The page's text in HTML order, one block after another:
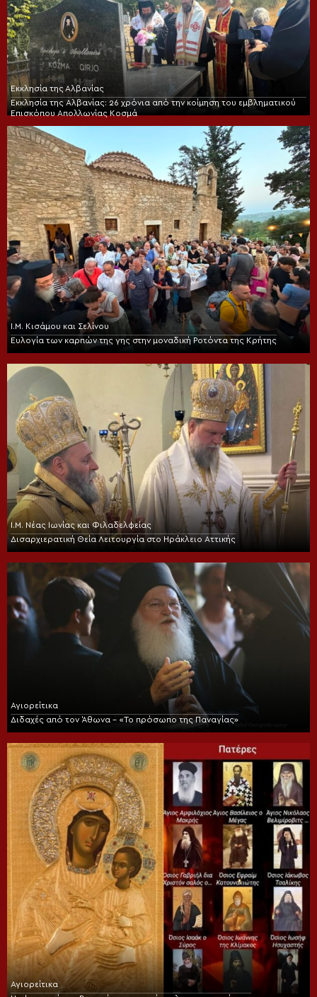
Εκκλησία της Αλβανίας
Εκκλησία της Αλβανίας: 26 χρόνια από την κοίμηση του εμβληματικού
Επισκόπου Απολλωνίας Κοσμά
Ι.Μ. Κισάμου και Σελίνου
Ευλογία των καρπών της γης στην μοναδική Ροτόντα της Κρήτης
Ι.Μ. Νέας Ιωνίας και Φιλαδελφείας
Δισαρχιερατική Θεία Λειτουργία στο Ηράκλειο Αττικής
Αγιορείτικα
Διδαχές από τον Άθωνα – «Το πρόσωπο της Παναγίας»
Αγιορείτικα